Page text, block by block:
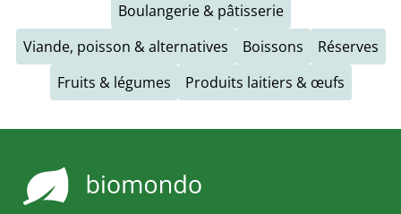
Boulangerie & pâtisserie
Viande, poisson & alternatives
Boissons
Réserves
Fruits & légumes
Produits laitiers & œufs